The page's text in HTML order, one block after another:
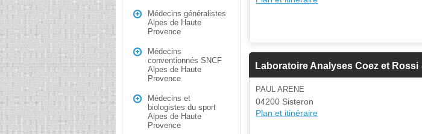
Médecins généralistes
Alpes de Haute
Provence
Médecins
conventionnés SNCF
Alpes de Haute
Provence
Médecins et
biologistes du sport
Alpes de Haute
Provence
Laboratoire Analyses Coez et Rossi
PAUL ARENE
04200 Sisteron
Plan et itinéraire